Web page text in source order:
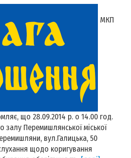
МКП
що 28.09.2014 р. о 14.00 год.
залу Перемишлянської міської
вул.Галицька, 50
щодо коригування